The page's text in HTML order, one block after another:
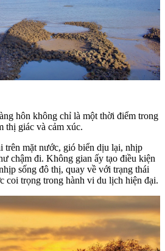
hôn không chỉ là một thời điểm trong
thị giác và cảm xúc.
trên mặt nước, gió biển dịu lại, nhịp
chậm đi. Không gian ấy tạo điều kiện
sống đô thị, quay về với trạng thái
coi trọng trong hành vi du lịch hiện đại.